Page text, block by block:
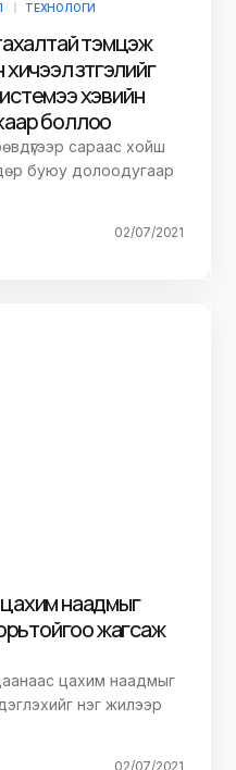
ТЕХНОЛОГИ
тэмцэж
зүтгэлийг
хэвийн
боллоо
сараас хойш
буюу долоодугаар
02/07/2021
наадмыг
жагсаж
цахим наадмыг
нэг жилээр
02/07/2021